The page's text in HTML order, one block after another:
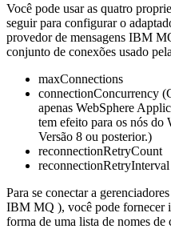
Você pode usar as quatro
seguir para configurar o
provedor de mensagens IBM
conjunto de conexões usado
maxConnections
connectionConcurrency (
apenas WebSphere
tem efeito para os nós do
Versão 8 ou posterior.)
reconnectionRetryCount
reconnectionRetryInterval
Para se conectar a
IBM MQ ), você pode fornecer
forma de uma lista de nomes